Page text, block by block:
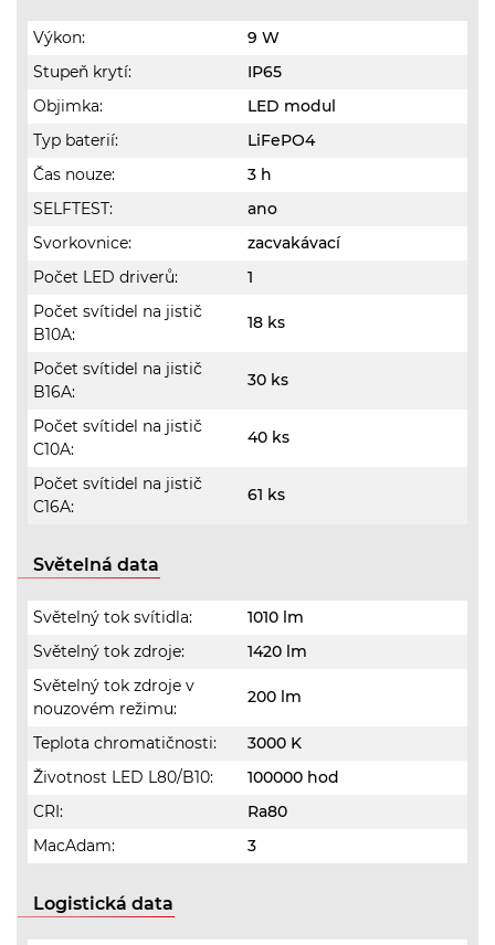
Výkon:
9 W
Stupeň krytí:
IP65
Objimka:
LED modul
Typ baterií:
LiFePO4
Čas nouze:
3 h
SELFTEST:
ano
Svorkovnice:
zacvakávací
Počet LED driverů:
1
Počet svítidel na jistič
B10A:
18 ks
Počet svítidel na jistič
B16A:
30 ks
Počet svítidel na jistič
C10A:
40 ks
Počet svítidel na jistič
C16A:
61 ks
Světelná data
Světelný tok svítidla:
1010 lm
Světelný tok zdroje:
1420 lm
Světelný tok zdroje v
nouzovém režimu:
200 lm
Teplota chromatičnosti:
3000 K
Životnost LED L80/B10:
100000 hod
CRI:
Ra80
MacAdam:
3
Logistická data